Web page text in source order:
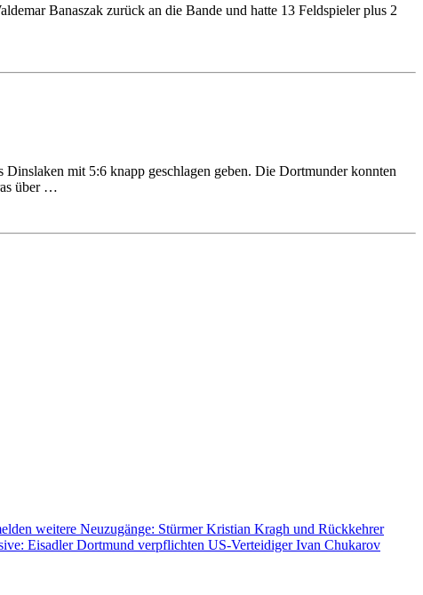
Banaszak zurück an die Bande und hatte 13 Feldspieler plus 2
mit 5:6 knapp geschlagen geben. Die Dortmunder konnten
über …
weitere Neuzugänge: Stürmer Kristian Kragh und Rückkehrer
Eisadler Dortmund verpflichten US-Verteidiger Ivan Chukarov